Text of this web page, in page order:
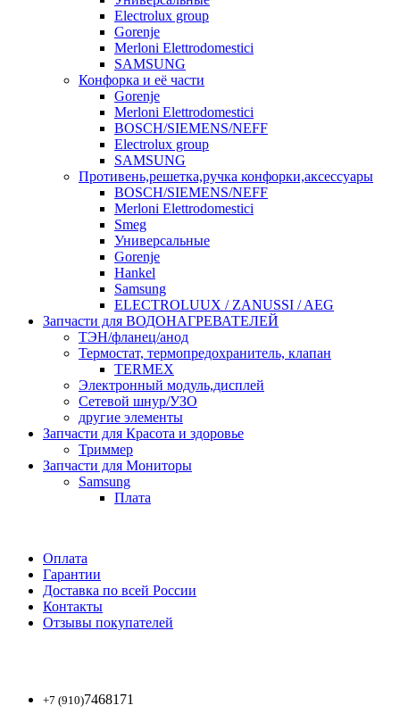
Electrolux group
Gorenje
Merloni Elettrodomestici
SAMSUNG
Конфорка и её части
Gorenje
Merloni Elettrodomestici
BOSCH/SIEMENS/NEFF
Electrolux group
SAMSUNG
Противень,решетка,ручка конфорки,аксессуары
BOSCH/SIEMENS/NEFF
Merloni Elettrodomestici
Smeg
Универсальные
Gorenje
Hankel
Samsung
ELECTROLUUX / ZANUSSI / AEG
Запчасти для ВОДОНАГРЕВАТЕЛЕЙ
ТЭН/фланец/анод
Термостат, термопредохранитель, клапан
TERMEX
Электронный модуль,дисплей
Сетевой шнур/УЗО
другие элементы
Запчасти для Красота и здоровье
Триммер
Запчасти для Мониторы
Samsung
Плата
Оплата
Гарантии
Доставка по всей России
Контакты
Отзывы покупателей
+7 (910)7468171